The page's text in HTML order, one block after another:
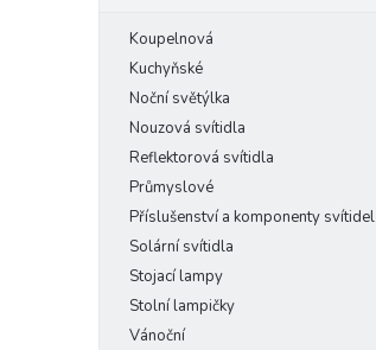
Koupelnová
Kuchyňské
Noční světýlka
Nouzová svítidla
Reflektorová svítidla
Průmyslové
Příslušenství a komponenty svítidel
Solární svítidla
Stojací lampy
Stolní lampičky
Vánoční